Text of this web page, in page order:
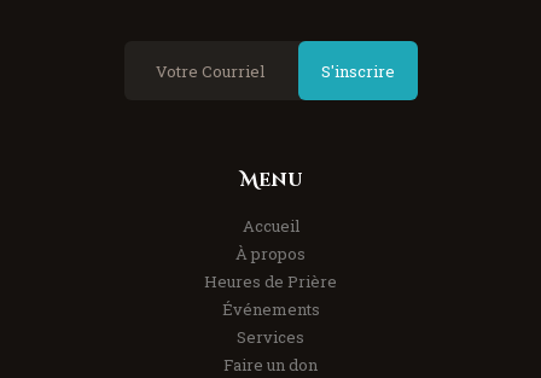
S'inscrire
Menu
Accueil
À propos
Heures de Prière
Événements
Services
Faire un don